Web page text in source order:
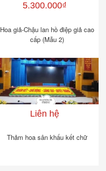
5.300.000₫
Hoa giả-Chậu lan hồ điệp giả cao
cấp (Mẫu 2)
Liên hệ
Thảm hoa sân khấu kết chữ